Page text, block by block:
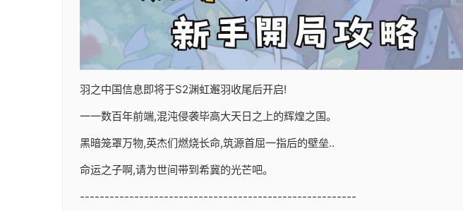
羽之中国信息即将于S2渊虹邂羽收尾后开启!
一一数百年前端,混沌侵袭毕高大天日之上的辉煌之国。
黑暗笼罩万物,英杰们燃烧长命,筑源首屈一指后的壁垒..
命运之子啊,请为世间带到希冀的光芒吧。
--------------------------------------------------------